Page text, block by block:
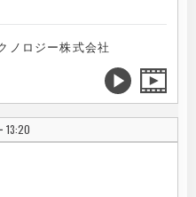
ノロジー株式会社
13:20